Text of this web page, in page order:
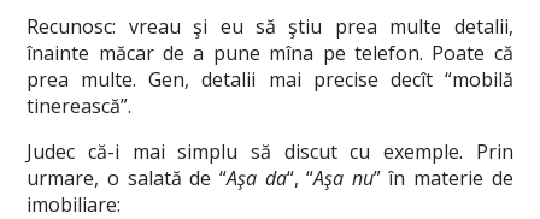
Recunosc: vreau şi eu să ştiu prea multe detalii,
înainte măcar de a pune mîna pe telefon. Poate că
prea multe. Gen, detalii mai precise decît “mobilă
tinerească”.
Judec că-i mai simplu să discut cu exemple. Prin
urmare, o salată de “Aşa da“, “Aşa nu” în materie de
imobiliare: